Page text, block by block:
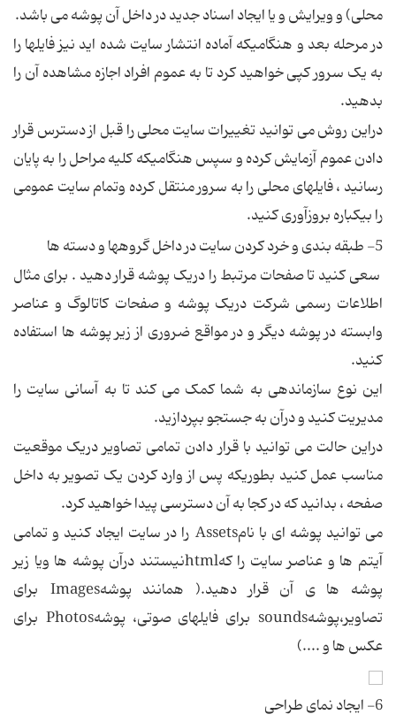
محلی) و ويرايش و يا ايجاد اسناد جديد در داخل آن پوشه می باشد.
در مرحله بعد و هنگاميکه آماده انتشار سايت شده ايد نيز فايلها را
به يک سرور کپی خواهيد کرد تا به عموم افراد اجازه مشاهده آن را
بدهيد.
دراين روش می توانيد تغييرات سايت محلی را قبل از دسترس قرار
دادن عموم آزمايش کرده و سپس هنگاميکه کليه مراحل را به پايان
رسانيد ، فايلهای محلی را به سرور منتقل کرده وتمام سايت عمومی
را بيکباره بروزآوری کنيد.
5- طبقه بندی و خرد کردن سايت در داخل گروهها و دسته ها
سعی کنيد تا صفحات مرتبط را دريک پوشه قرار دهيد . برای مثال
اطلاعات رسمی شرکت دريک پوشه و صفحات کاتالوگ و عناصر
وابسته در پوشه ديگر و در مواقع ضروری از زير پوشه ها استفاده
کنيد.
اين نوع سازماندهی به شما کمک می کند تا به آسانی سايت را
مديريت کنيد و درآن به جستجو بپردازيد.
دراين حالت می توانيد با قرار دادن تمامی تصاوير دريک موقعيت
مناسب عمل کنيد بطوريکه پس از وارد کردن يک تصوير به داخل
صفحه ، بدانيد که در کجا به آن دسترسی پيدا خواهيد کرد.
می توانيد پوشه ای با نامAssets را در سايت ايجاد کنيد و تمامی
آيتم ها و عناصر سايت را کهhtmlنيستند درآن پوشه ها ويا زير
پوشه ها ی آن قرار دهيد.( همانند پوشهImages برای
تصاوير،پوشهsounds برای فايلهای صوتی، پوشهPhotos برای
عکس ها و ....)
6- ايجاد نمای طراحی